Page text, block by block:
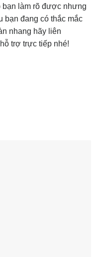
bạn làm rõ được nhưng
bạn đang có thắc mắc
nhang hãy liên
trợ trực tiếp nhé!